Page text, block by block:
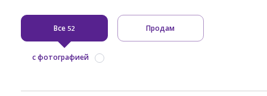
Все52 Продам
с фотографией